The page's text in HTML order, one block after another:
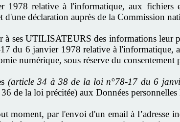
relative à l'informatique, aux fichiers
déclaration auprès de la Commission
à ses UTILISATEURS des informations leur
du 6 janvier 1978 relative à
numérique, sous réserve du
(article 34 à 38 de la loi n°78-17 du 6
de la loi précitée) aux Données personnelles
par l'envoi d'un email à l’adresse